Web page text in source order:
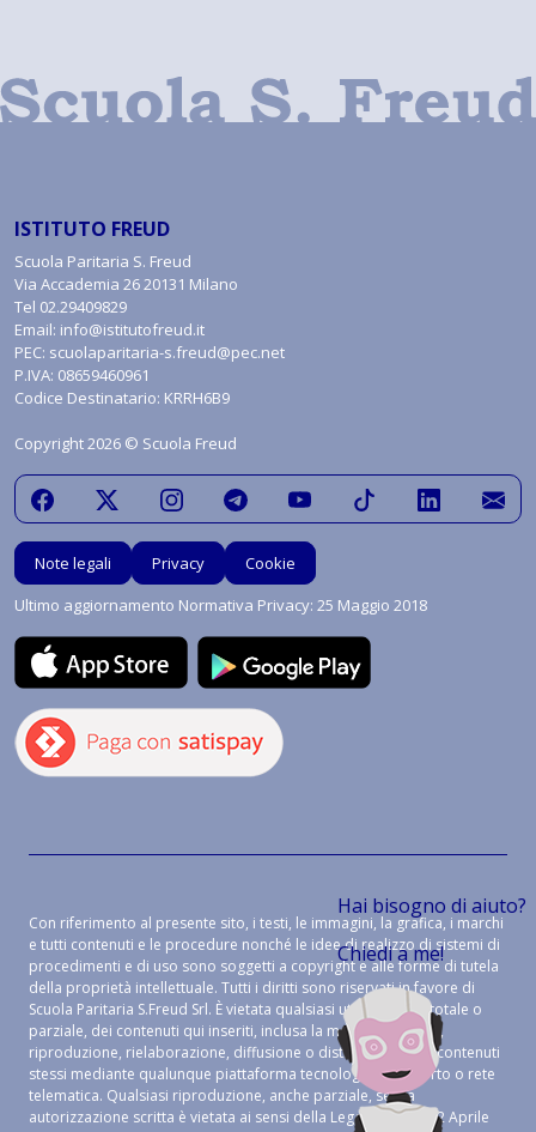
Hai bisogno di aiuto?
Chiedi a me!
ISTITUTO FREUD
Scuola Paritaria S. Freud
Via Accademia 26 20131 Milano
Tel 02.29409829
Email: info@istitutofreud.it
PEC: scuolaparitaria-s.freud@pec.net
P.IVA: 08659460961
Codice Destinatario: KRRH6B9
Copyright 2026 © Scuola Freud
Note legali Privacy
Cookie
Ultimo aggiornamento Normativa Privacy: 25 Maggio 2018
Con riferimento al presente sito, i testi, le immagini, la grafica, i marchi
e tutti contenuti e le procedure nonché le idee di realizzo di sistemi di
procedimenti e di uso sono soggetti a copyright e alle forme di tutela
della proprietà intellettuale. Tutti i diritti sono riservati in favore di
Scuola Paritaria S.Freud Srl. È vietata qualsiasi utilizzazione, totale o
parziale, dei contenuti qui inseriti, inclusa la memorizzazione,
riproduzione, rielaborazione, diffusione o distribuzione dei contenuti
stessi mediante qualunque piattaforma tecnologica, supporto o rete
telematica. Qualsiasi riproduzione, anche parziale, senza
autorizzazione scritta è vietata ai sensi della Legge 633 del 22 Aprile